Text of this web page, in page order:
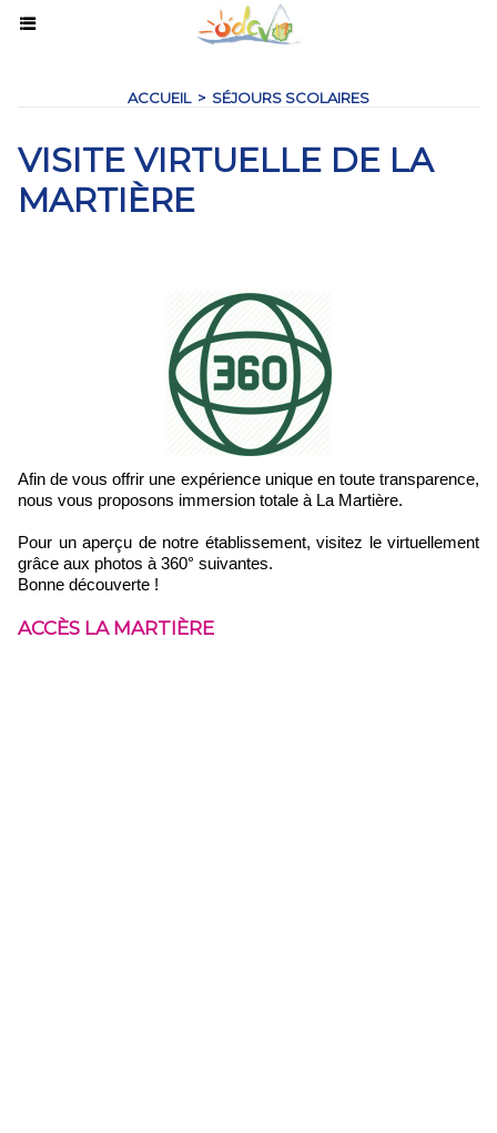
ACCUEIL > SÉJOURS SCOLAIRES
VISITE VIRTUELLE DE LA
MARTIÈRE
Afin de vous offrir une expérience unique en toute transparence,
nous vous proposons immersion totale à La Martière.
Pour un aperçu de notre établissement, visitez le virtuellement
grâce aux photos à 360° suivantes.
Bonne découverte !
ACCÈS LA MARTIÈRE